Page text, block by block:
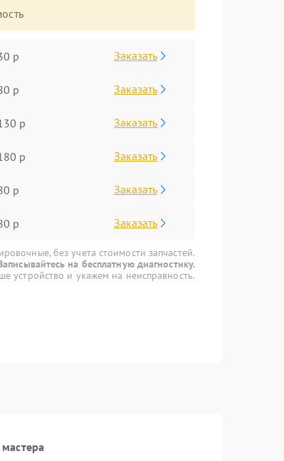
р Заказать
р Заказать
р Заказать
р Заказать
р Заказать
р Заказать
без учета стоимости запчастей.
на бесплатную диагностику.
устройство и укажем на неисправность.